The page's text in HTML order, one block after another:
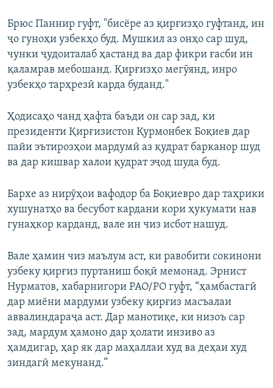
Брюс Паннир гуфт, "бисёре аз қирғизҳо гуфтанд, ин
ҷо гуноҳи узбекҳо буд. Мушкил аз онҳо сар шуд,
чунки ҷудоиталаб ҳастанд ва дар фикри ғасби ин
қаламрав мебошанд. Қирғизҳо мегӯянд, инро
узбекҳо тарҳрезӣ карда буданд."
Ҳодисаҳо чанд ҳафта баъди он сар зад, ки
президенти Қирғизистон Қурмонбек Боқиев дар
пайи эътирозҳои мардумӣ аз қудрат барканор шуд
ва дар кишвар халои қудрат эҷод шуда буд.
Бархе аз нирӯҳои вафодор ба Боқиевро дар таҳрики
хушунатҳо ва бесубот кардани кори ҳукумати нав
гунаҳкор карданд, вале ин чиз исбот нашуд.
Вале ҳамин чиз маълум аст, ки равобити сокинони
узбеку қирғиз пуртаниш боқӣ мемонад. Эрнист
Нурматов, хабарнигори РАО/РО гуфт, “ҳамбастагӣ
дар миёни мардуми узбеку қирғиз масъалаи
аввалиндараҷа аст. Дар манотиқе, ки низоъ сар
зад, мардум ҳамоно дар ҳолати инзиво аз
ҳамдигар, ҳар як дар маҳаллаи худ ва деҳаи худ
зиндагӣ мекунанд.”